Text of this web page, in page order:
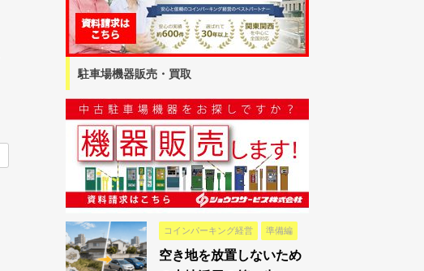
駐車場機器販売・買取
コインパーキング経営 準備編
空き地を放置しないため